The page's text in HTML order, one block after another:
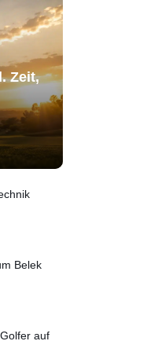
Zeit,
Belek
auf